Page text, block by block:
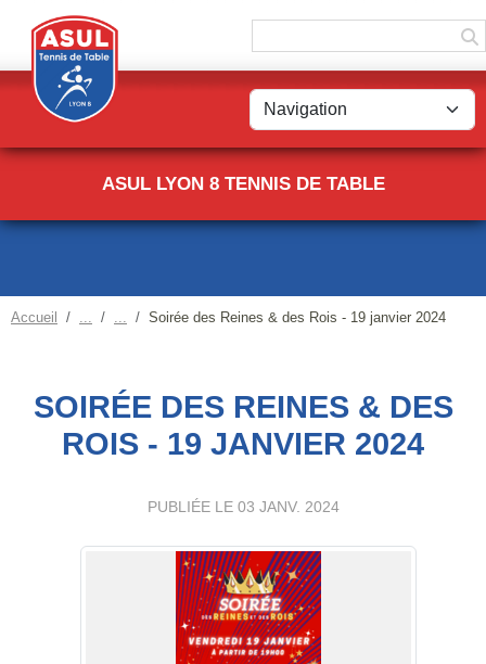
ASUL LYON 8 TENNIS DE TABLE
Accueil Soirée des Reines & des Rois - 19 janvier 2024
SOIRÉE DES REINES & DES
ROIS - 19 JANVIER 2024
PUBLIÉE LE 03 JANV. 2024
Panneau de gestion des cookies